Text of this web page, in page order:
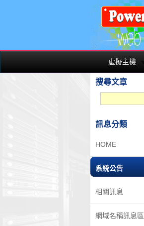
虛擬主機
搜尋文章
訊息分類
HOME
系統公告
相關訊息
網域名稱訊息區